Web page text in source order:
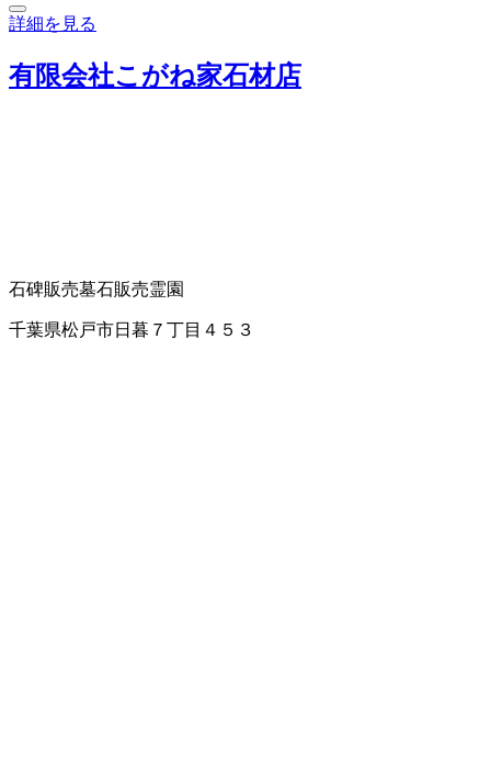
詳細を見る
有限会社こがね家石材店
石碑販売墓石販売霊園
千葉県松戸市日暮７丁目４５３